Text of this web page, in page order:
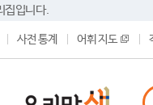
집입니다.
사전 통계 어휘 지도